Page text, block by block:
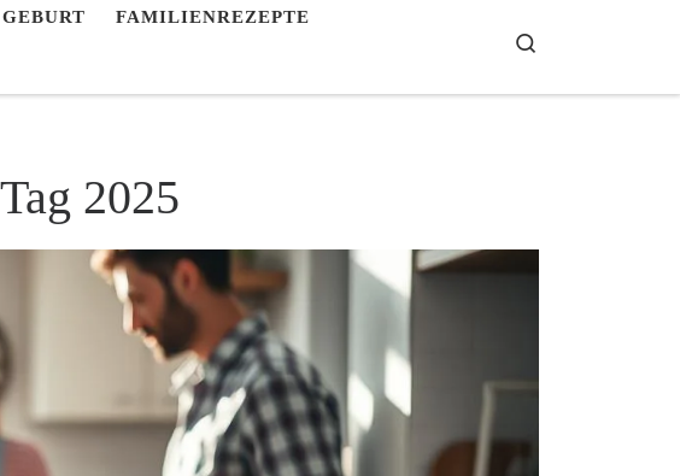
FAMILIENREZEPTE
2025